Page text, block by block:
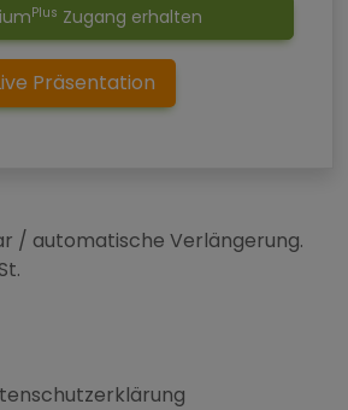
Plus Zugang erhalten
Präsentation
/ automatische Verlängerung.